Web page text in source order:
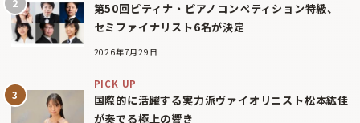
第50回ピティナ・ピアノコンペティション特級、
セミファイナリスト6名が決定
2026年7月29日
PICK UP
国際的に活躍する実力派ヴァイオリニスト松本紘佳
が奏でる極上の響き